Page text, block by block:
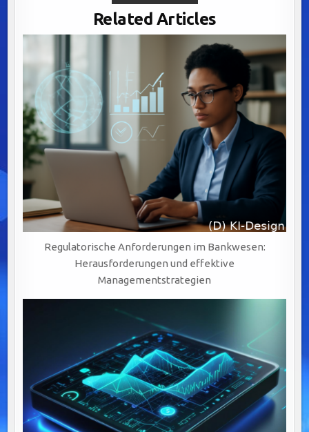
IM
BANKING:
DIGITALISIERUNG,
VISUALISIERUNG
UND
SCHULUNG
ALS
SCHLÜSSEL
ZUM
Related Articles
Regulatorische Anforderungen im Bankwesen:
Herausforderungen und effektive
Managementstrategien